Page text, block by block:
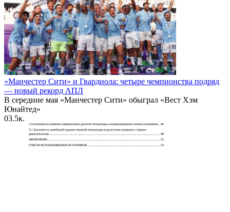
«Манчестер Сити» и Гвардиола: четыре чемпионства подряд
— новый рекорд АПЛ
В середине мая «Манчестер Сити» обыграл «Вест Хэм
Юнайтед»
03.5к.